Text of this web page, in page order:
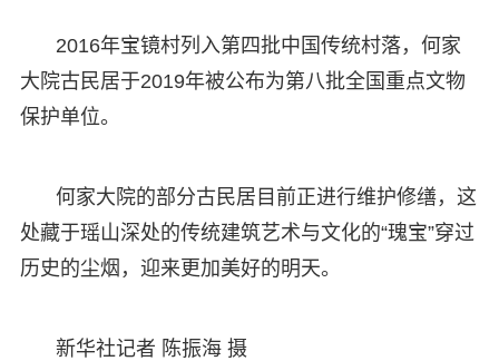
2016年宝镜村列入第四批中国传统村落，何家
大院古民居于2019年被公布为第八批全国重点文物
保护单位。
何家大院的部分古民居目前正进行维护修缮，这
处藏于瑶山深处的传统建筑艺术与文化的“瑰宝”穿过
历史的尘烟，迎来更加美好的明天。
新华社记者 陈振海 摄